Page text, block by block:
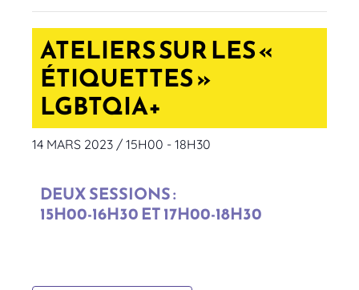
ATELIERS SUR LES «
ÉTIQUETTES »
LGBTQIA+
14 MARS 2023 / 15H00 - 18H30
DEUX SESSIONS :
15H00-16H30 ET 17H00-18H30